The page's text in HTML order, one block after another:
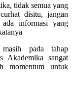
tidak semua yang
disitu, jangan
informasi yang
pada tahap
Akademika sangat
momentum untuk